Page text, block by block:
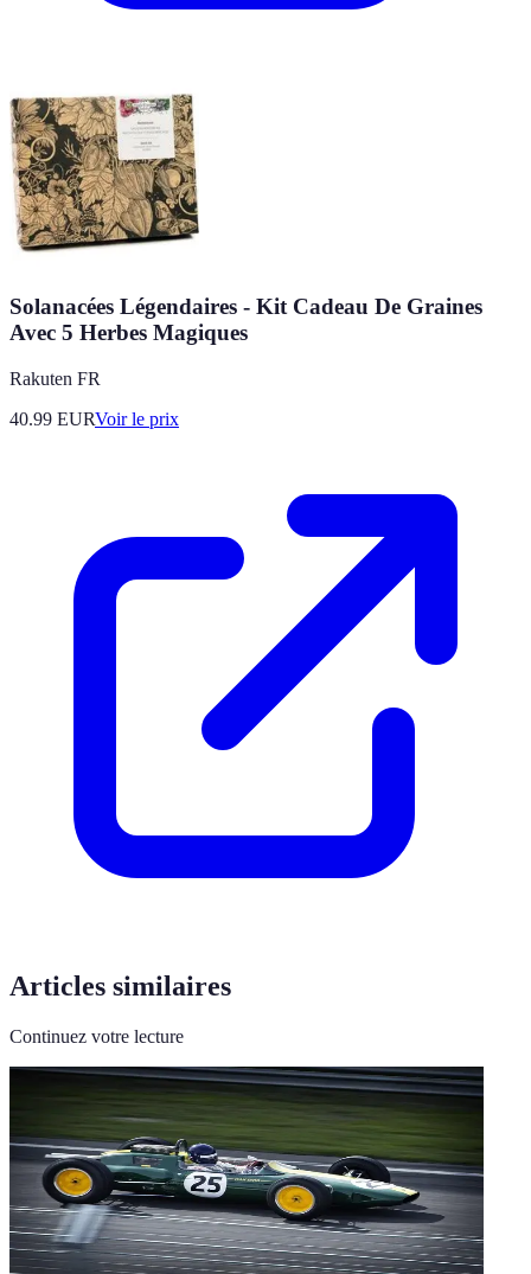
Solanacées Légendaires - Kit Cadeau De Graines
Avec 5 Herbes Magiques
Rakuten FR
40.99 EURVoir le prix
Articles similaires
Continuez votre lecture